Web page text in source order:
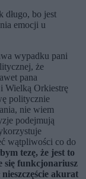
długo, bo jest
emocji u
wypadku pani
że
pana
Wielką Orkiestrę
politycznie
nie wiem
podejmują
wątpliwości co do
tezę, że jest to
się funkcjonariusz
akurat